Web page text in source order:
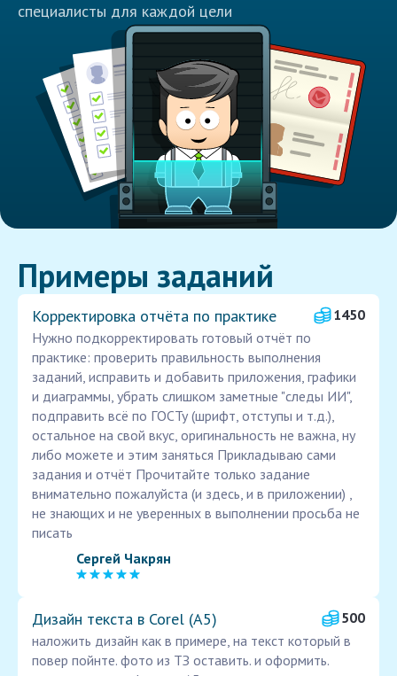
специалисты для каждой цели
Примеры заданий
Корректировка отчёта по практике
1450
Нужно подкорректировать готовый отчёт по
практике: проверить правильность выполнения
заданий, исправить и добавить приложения, графики
и диаграммы, убрать слишком заметные "следы ИИ",
подправить всё по ГОСТу (шрифт, отступы и т.д.),
остальное на свой вкус, оригинальность не важна, ну
либо можете и этим заняться Прикладываю сами
задания и отчёт Прочитайте только задание
внимательно пожалуйста (и здесь, и в приложении) ,
не знающих и не уверенных в выполнении просьба не
писать
Сергей Чакрян
Дизайн текста в Corel (А5)
500
наложить дизайн как в примере, на текст который в
повер пойнте. фото из ТЗ оставить. и оформить.